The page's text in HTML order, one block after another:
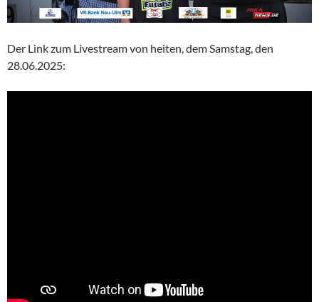
Der Link zum Livestream von heiten, dem Samstag, den
28.06.2025: